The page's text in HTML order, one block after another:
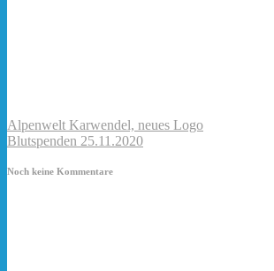
Alpenwelt Karwendel, neues Logo
Blutspenden 25.11.2020
Noch keine Kommentare